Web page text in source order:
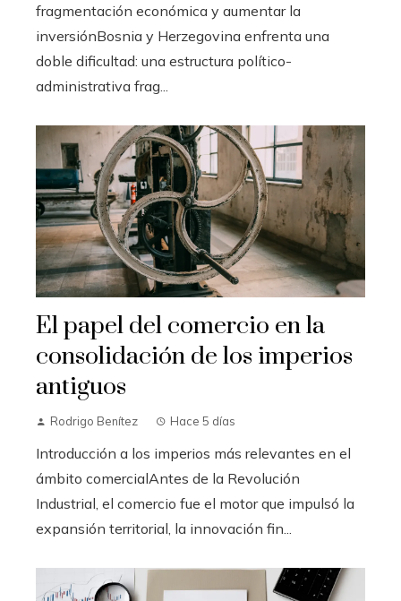
fragmentación económica y aumentar la
inversiónBosnia y Herzegovina enfrenta una
doble dificultad: una estructura político-
administrativa frag...
El papel del comercio en la
consolidación de los imperios
antiguos
Rodrigo Benítez Hace 5 días
Introducción a los imperios más relevantes en el
ámbito comercialAntes de la Revolución
Industrial, el comercio fue el motor que impulsó la
expansión territorial, la innovación fin...